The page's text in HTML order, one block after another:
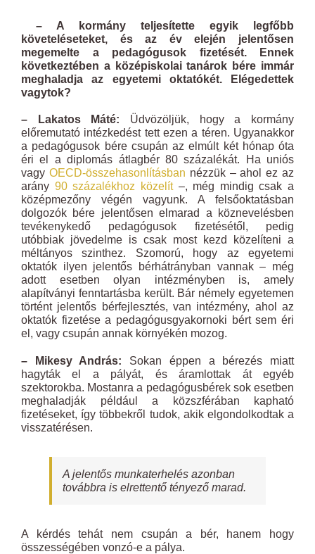
– A kormány teljesítette egyik legfőbb
követeléseteket, és az év elején jelentősen
megemelte a pedagógusok fizetését. Ennek
következtében a középiskolai tanárok bére immár
meghaladja az egyetemi oktatókét. Elégedettek
vagytok?
– Lakatos Máté: Üdvözöljük, hogy a kormány
előremutató intézkedést tett ezen a téren. Ugyanakkor
a pedagógusok bére csupán az elmúlt két hónap óta
éri el a diplomás átlagbér 80 százalékát. Ha uniós
vagy OECD-összehasonlításban nézzük – ahol ez az
arány 90 százalékhoz közelít–, még mindig csak a
középmezőny végén vagyunk. A felsőoktatásban
dolgozók bére jelentősen elmarad a köznevelésben
tevékenykedő pedagógusok fizetésétől, pedig
utóbbiak jövedelme is csak most kezd közelíteni a
méltányos szinthez. Szomorú, hogy az egyetemi
oktatók ilyen jelentős bérhátrányban vannak – még
adott esetben olyan intézményben is, amely
alapítványi fenntartásba került. Bár némely egyetemen
történt jelentős bérfejlesztés, van intézmény, ahol az
oktatók fizetése a pedagógusgyakornoki bért sem éri
el, vagy csupán annak környékén mozog.
– Mikesy András: Sokan éppen a bérezés miatt
hagyták el a pályát, és áramlottak át egyéb
szektorokba. Mostanra a pedagógusbérek sok esetben
meghaladják például a közszférában kapható
fizetéseket, így többekről tudok, akik elgondolkodtak a
visszatérésen.
A jelentős munkaterhelés azonban
továbbra is elrettentő tényező marad.
A kérdés tehát nem csupán a bér, hanem hogy
összességében vonzó-e a pálya.